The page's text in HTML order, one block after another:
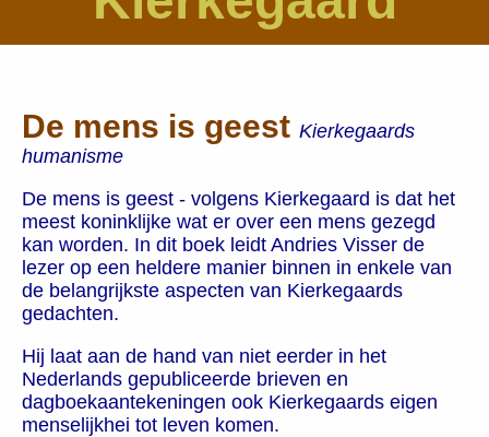
De mens is geest Kierkegaards
humanisme
De mens is geest - volgens Kierkegaard is dat het
meest koninklijke wat er over een mens gezegd
kan worden. In dit boek leidt Andries Visser de
lezer op een heldere manier binnen in enkele van
de belangrijkste aspecten van Kierkegaards
gedachten.
Hij laat aan de hand van niet eerder in het
Nederlands gepubliceerde brieven en
dagboekaantekeningen ook Kierkegaards eigen
menselijkhei tot leven komen.